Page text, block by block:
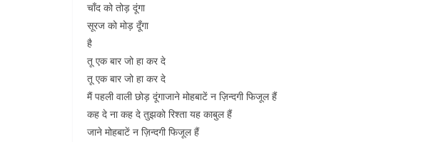
चाँद को तोड़ दूंगा
सूरज को मोड़ दूँगा
है
तू एक बार जो हा कर दे
तू एक बार जो हा कर दे
मैं पहली वाली छोड़ दूंगाजाने मोहबाटें न ज़िन्दगी फिजूल हैं
कह दे ना कह दे तुझको रिश्ता यह काबुल हैं
जाने मोहबाटें न ज़िन्दगी फिजूल हैं